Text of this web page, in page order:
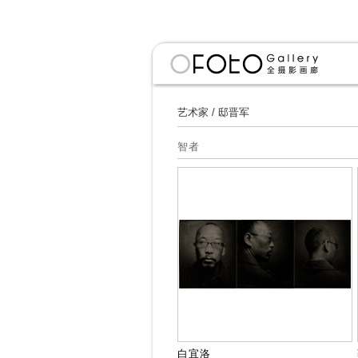
艺术家 / 邸晋军
智者
白宜洛